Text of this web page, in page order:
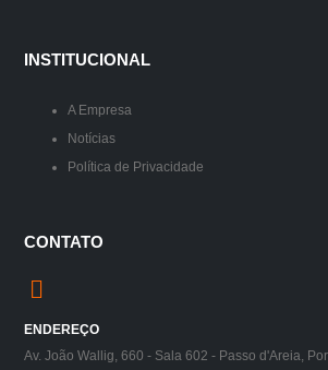
INSTITUCIONAL
A Empresa
Notícias
Política de Privacidade
CONTATO
ENDEREÇO
Av. João Wallig, 660 - Sala 602 - Passo d'Areia,